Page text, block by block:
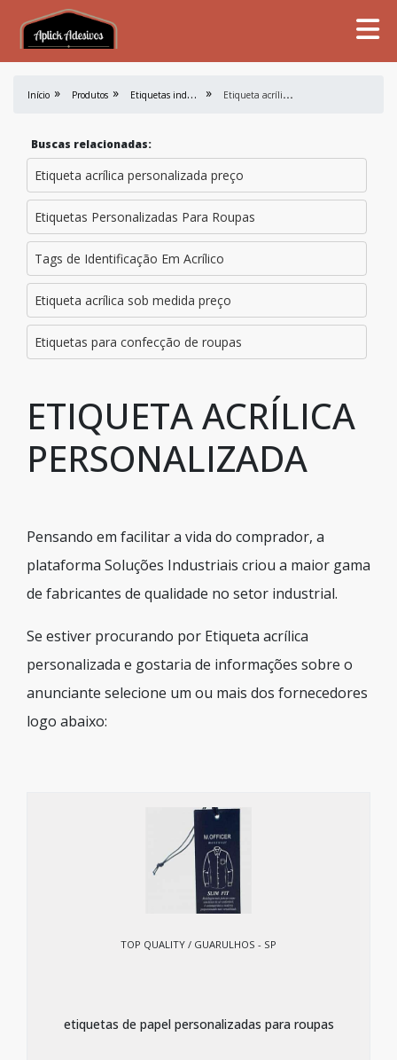
Início Produtos E
tiquetas industriais E
tiqueta acrílica personalizada
Buscas relacionadas:
Etiqueta acrílica personalizada preço
Etiquetas Personalizadas Para Roupas
Tags de Identificação Em Acrílico
Etiqueta acrílica sob medida preço
Etiquetas para confecção de roupas
ETIQUETA ACRÍLICA
PERSONALIZADA
Pensando em facilitar a vida do comprador, a
plataforma Soluções Industriais criou a maior gama
de fabricantes de qualidade no setor industrial.
Se estiver procurando por Etiqueta acrílica
personalizada e gostaria de informações sobre o
anunciante selecione um ou mais dos fornecedores
logo abaixo:
TOP QUALITY / GUARULHOS - SP
etiquetas de papel personalizadas para roupas